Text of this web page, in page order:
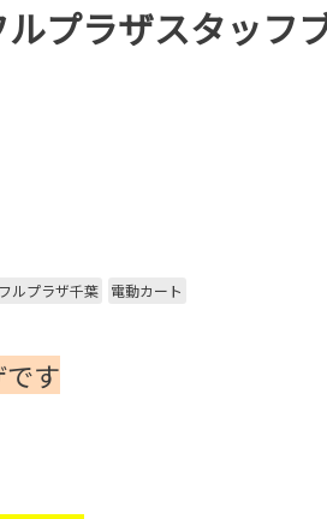
プラザスタッフ
ルプラザ千葉 電動カート
す